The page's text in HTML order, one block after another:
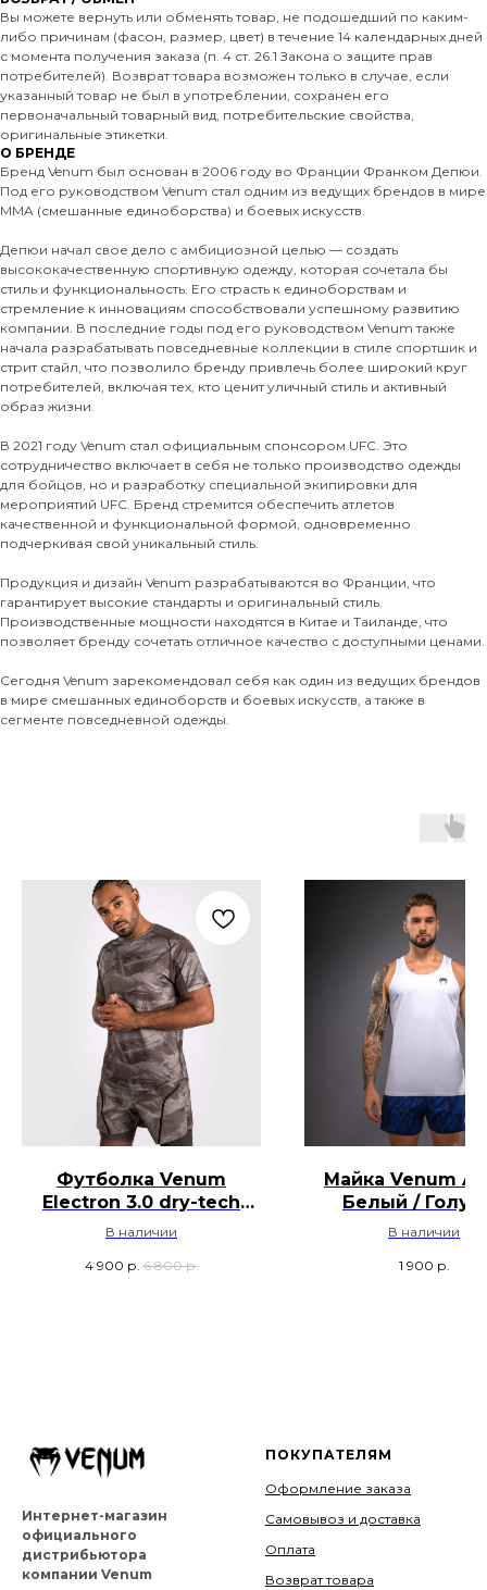
Вы можете вернуть или обменять товар, не подошедший по каким-
либо причинам (фасон, размер, цвет) в течение 14 календарных дней
с момента получения заказа (п. 4 ст. 26.1 Закона о защите прав
потребителей). Возврат товара возможен только в случае, если
указанный товар не был в употреблении, сохранен его
первоначальный товарный вид, потребительские свойства,
оригинальные этикетки.
О БРЕНДЕ
Бренд Venum был основан в 2006 году во Франции Франком Депюи.
Под его руководством Venum стал одним из ведущих брендов в мире
MMA (смешанные единоборства) и боевых искусств.
Депюи начал свое дело с амбициозной целью — создать
высококачественную спортивную одежду, которая сочетала бы
стиль и функциональность. Его страсть к единоборствам и
стремление к инновациям способствовали успешному развитию
компании. В последние годы под его руководством Venum также
начала разрабатывать повседневные коллекции в стиле спортшик и
стрит стайл, что позволило бренду привлечь более широкий круг
потребителей, включая тех, кто ценит уличный стиль и активный
образ жизни.
В 2021 году Venum стал официальным спонсором UFC. Это
сотрудничество включает в себя не только производство одежды
для бойцов, но и разработку специальной экипировки для
мероприятий UFC. Бренд стремится обеспечить атлетов
качественной и функциональной формой, одновременно
подчеркивая свой уникальный стиль.
Продукция и дизайн Venum разрабатываются во Франции, что
гарантирует высокие стандарты и оригинальный стиль.
Производственные мощности находятся в Китае и Таиланде, что
позволяет бренду сочетать отличное качество с доступными ценами.
Сегодня Venum зарекомендовал себя как один из ведущих брендов
в мире смешанных единоборств и боевых искусств, а также в
сегменте повседневной одежды.
Футболка Venum
Electron 3.0 dry-tech
для тренировок - Песок
В наличии
4 900 р. 6 800 р.
Майка Venum
Белый /
В наличии
1 900 р.
Интернет-магазин
официального
дистрибьютора
компании Venum
ПОКУПАТЕЛЯМ
Оформление заказа
Самовывоз и доставка
Оплата
Возврат товара